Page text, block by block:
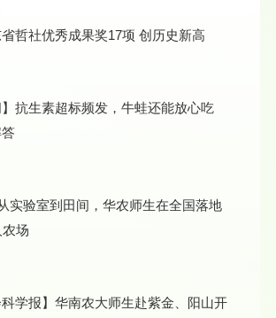
华农获广东省哲社优秀成果奖17项 创历史新高
】抗生素超标频发，牛蛙还能放心吃
实验室到田间，华农师生在全国落地
场
科学报】华南农大师生赴紫金、阳山开